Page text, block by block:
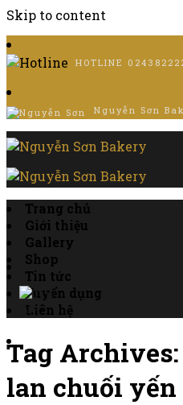
Skip to content
HOTLINE
Nguyễn Sơn
Trang chủ
Giới thiệu
Gallery
Shop
Tin tức
Tuyển dụng
Liên hệ
Tag
lan chuối yến